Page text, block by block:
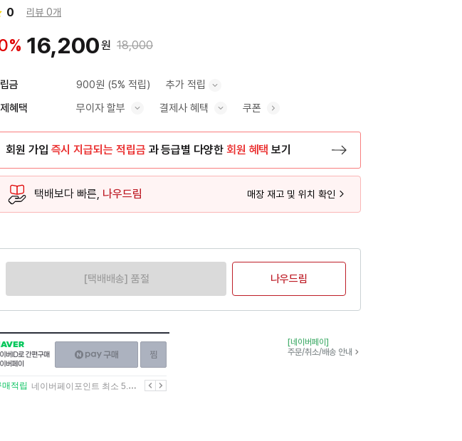
0
리뷰 0개
16,200원 18,000
금 900원 (5% 적립) 추가 적립
혜택 무이자 할부 결제사 혜택 쿠폰
회원 가입 즉시 지급되는 적립금 과 등급별 다양한 회원 혜택 보기
택배보다 빠른, 나우드림 매장 재고 및 위치 확인
[택배배송] 품절 나우드림
이버
로
편구매
이버페이
구매하기
이전
매적립 네이버페이포인트 최소 5.5% 적립 다음
[네이버페이]
주문/취소/배송 안내